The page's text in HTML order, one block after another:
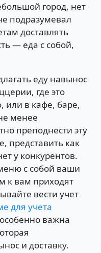
город, нет
подразумевал
доставлять
— еда с собой,
еду навынос
где это
или в кафе, баре,
менее
преподнести эту
представить как
у конкурентов.
с собой ваши
к вам приходят
вести учет
для учета
важна
и доставку.